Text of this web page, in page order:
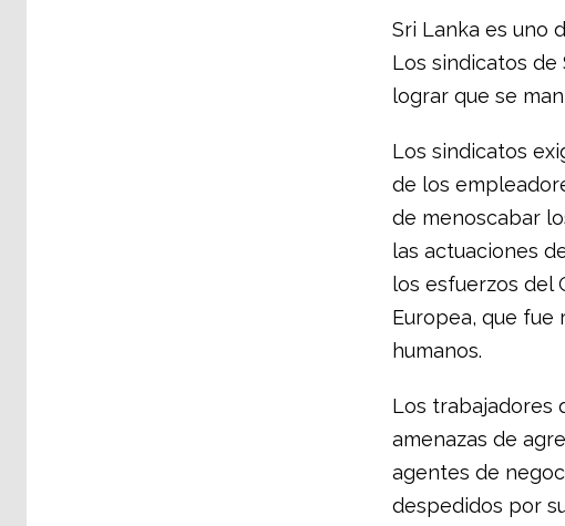
Sri Lanka es uno
Los sindicatos de
lograr que se
Los sindicatos
de los
de menoscabar
las actuaciones
los esfuerzos del
Europea, que
humanos.
Los trabajadores
amenazas de
agentes de
despedidos por